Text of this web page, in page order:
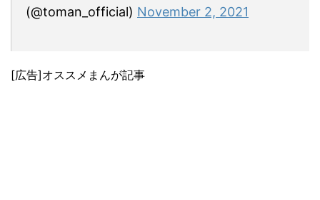
(@toman_official) November 2, 2021
[広告]オススメまんが記事